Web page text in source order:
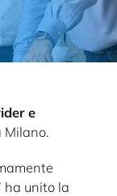
e
ha unito la